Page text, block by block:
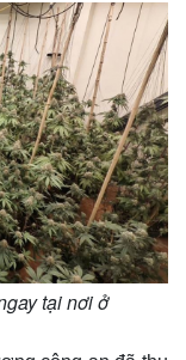
tại nơi ở